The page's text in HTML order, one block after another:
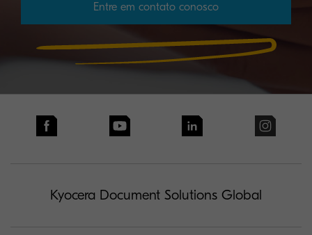
Entre em contato conosco
Kyocera Document Solutions Global